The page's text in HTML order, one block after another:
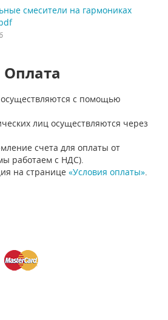
смесители на гармониках
Оплата
осуществляются с помощью
лиц осуществляются через
счета для оплаты от
работаем с НДС).
на странице «Условия оплаты».